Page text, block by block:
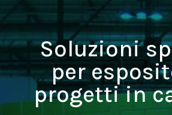
Soluzioni
per
progetti in